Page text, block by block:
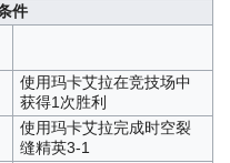
件
使用玛卡艾拉在竞技场中
获得1次胜利
使用玛卡艾拉完成时空裂
缝精英3-1